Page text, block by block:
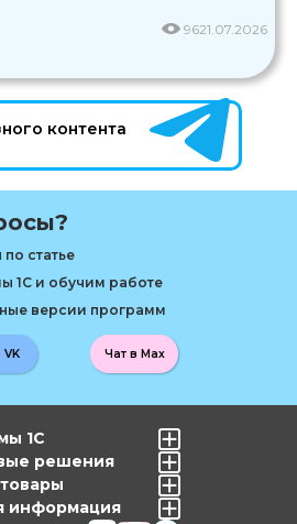
9621.07.2026
контента
статье
1С и обучим работе
версии программ
Чат в Max
VK
1С
решения
информация